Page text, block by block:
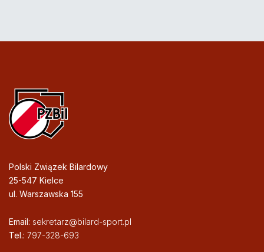
Polski Związek Bilardowy
25-547 Kielce
ul. Warszawska 155
Email: sekretarz@bilard-sport.pl
Tel.: 797-328-693